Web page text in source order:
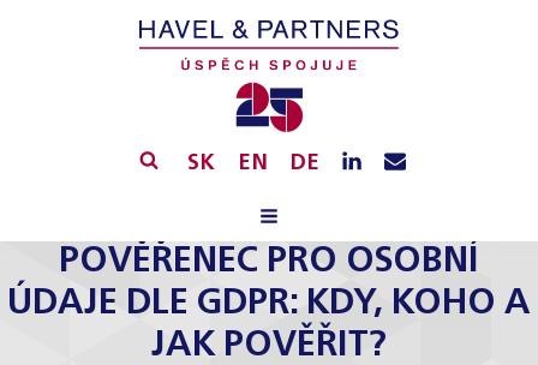
SK EN DE
POVĚŘENEC PRO OSOBNÍ
ÚDAJE DLE GDPR: KDY, KOHO A
JAK POVĚŘIT?